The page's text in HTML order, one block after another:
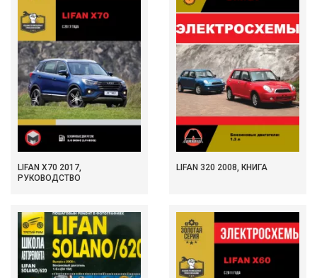
LIFAN X70 2017,
РУКОВОДСТВО
LIFAN 320 2008, КНИГА